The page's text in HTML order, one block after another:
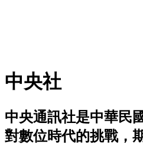
中央社
中央通訊社是中華民
對數位時代的挑戰，